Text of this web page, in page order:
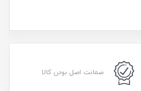
ضمانت اصل بودن کالا